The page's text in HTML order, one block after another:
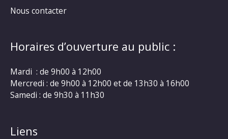
Nous contacter
Horaires d’ouverture au public :
Mardi : de 9h00 à 12h00
Mercredi : de 9h00 à 12h00 et de 13h30 à 16h00
Samedi : de 9h30 à 11h30
Liens